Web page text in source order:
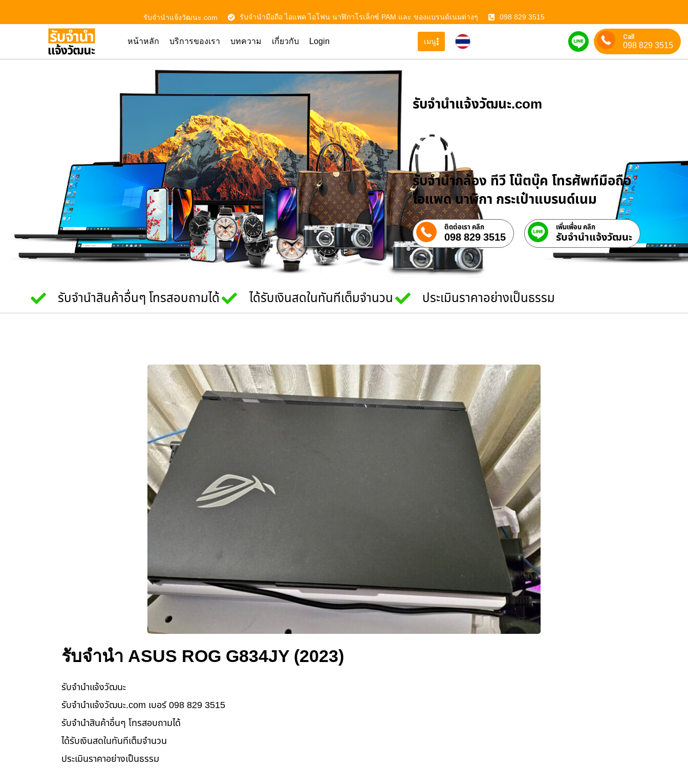
รับจํานําแจ้งวัฒนะ.com รับจำนำมือถือ ไอแพค ไอโฟน นาฬิกาโรเล็กซ์ PAM และ ของแบรนด์เนมต่างๆ 098 829 3515
หน้าหลัก บริการของเรา บทความ เกี่ยวกับ Login เมนู
Call
098 829 3515
รับจํานําแจ้งวัฒนะ.com
รับจำนำสินค้าไอที
รับจำนำกล้อง ทีวี โน๊ตบุ๊ค โทรศัพท์มือถือ
ไอแพด นาฬิกา กระเป๋าแบรนด์เนม
ติดต่อเรา คลิก
098 829 3515
เพิ่มเพื่อน คลิก
รับจํานําแจ้งวัฒนะ
รับจำนำสินค้าอื่นๆ โทรสอบถามได้ ได้รับเงินสดในทันทีเต็มจำนวน ประเมินราคาอย่างเป็นธรรม
รับจำนำ ASUS ROG G834JY (2023)
รับจํานําแจ้งวัฒนะ
รับจํานําแจ้งวัฒนะ.com เบอร์ 098 829 3515
รับจำนำสินค้าอื่นๆ โทรสอบถามได้
ได้รับเงินสดในทันทีเต็มจำนวน
ประเมินราคาอย่างเป็นธรรม